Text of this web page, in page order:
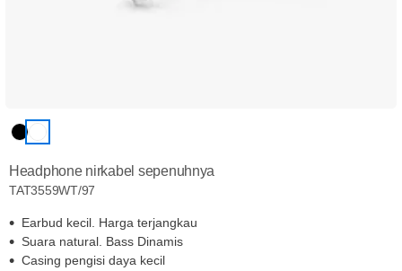
Headphone nirkabel sepenuhnya
TAT3559WT/97
Earbud kecil. Harga terjangkau
Suara natural. Bass Dinamis
Casing pengisi daya kecil